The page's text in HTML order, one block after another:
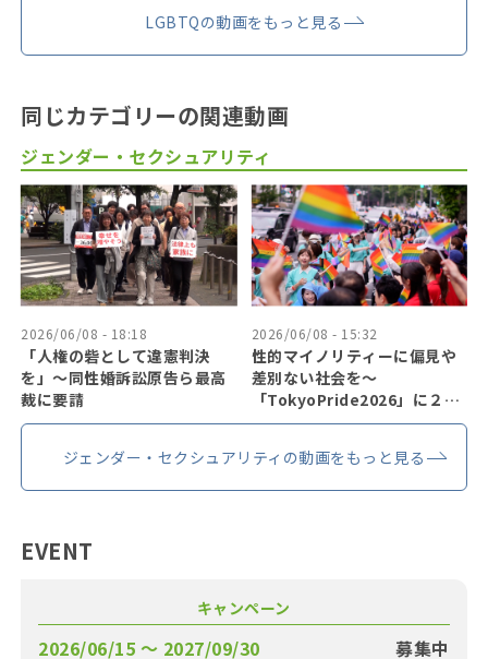
LGBTQの動画をもっと見る
同じカテゴリーの関連動画
ジェンダー・セクシュアリティ
2026/06/08 - 18:18
「人権の砦として違憲判決
を」〜同性婚訴訟原告ら最高
裁に要請
2026/06/08 - 15:32
性的マイノリティーに偏見や
差別ない社会を〜
「TokyoPride2026」に２７
万人
ジェンダー・セクシュアリティの動画をもっと見る
EVENT
キャンペーン
2026/06/15 〜 2027/09/30
募集中